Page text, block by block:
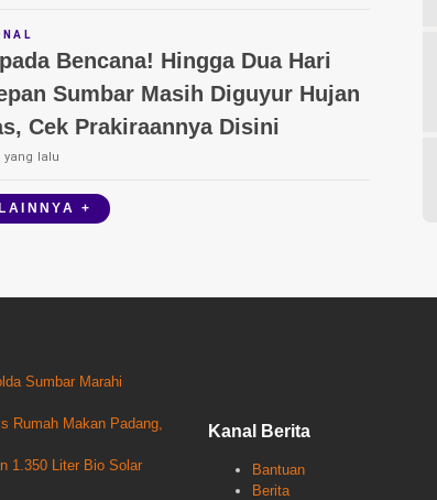
Bencana! Hingga Dua Hari
Sumbar Masih Diguyur Hujan
Cek Prakiraannya Disini
yang lalu
+
Sumbar Marahi
Rumah Makan Padang,
1.350 Liter Bio Solar
Kanal Berita
Bantuan
Berita